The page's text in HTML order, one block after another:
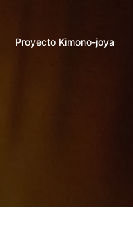
Proyecto Kimono-joya